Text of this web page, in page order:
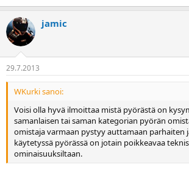
jamic
29.7.2013
WKurki sanoi:
Voisi olla hyvä ilmoittaa mistä pyörästä on
samanlaisen tai saman kategorian pyörän
omistaja varmaan pystyy auttamaan parhaiten
käytetyssä pyörässä on jotain poikkeavaa
ominaisuuksiltaan.